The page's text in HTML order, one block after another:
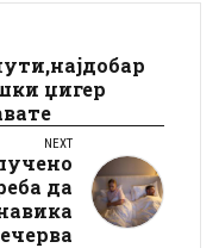
џигер
NEXT
да